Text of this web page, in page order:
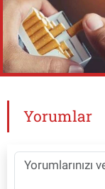
Yorumlar